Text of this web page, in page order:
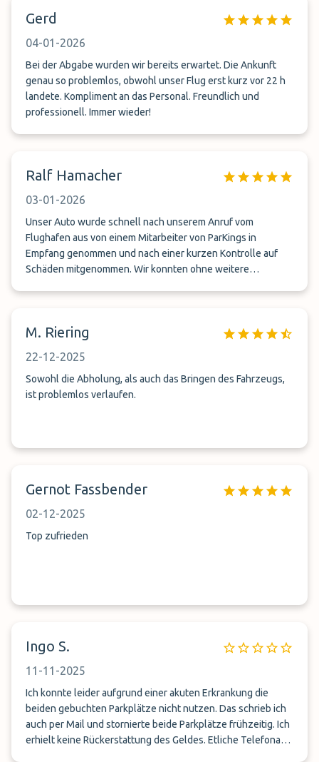
unserer Sicht weiterempfehlen.Freundliche Mitarbeiter und
unserer nächsten Reise in Anspruch nehmen
Gerd
04-01-2026
Bei der Abgabe wurden wir bereits erwartet. Die Ankunft
genau so problemlos, obwohl unser Flug erst kurz vor 22 h
landete. Kompliment an das Personal. Freundlich und
professionell. Immer wieder!
Ralf Hamacher
03-01-2026
Unser Auto wurde schnell nach unserem Anruf vom
Flughafen aus von einem Mitarbeiter von ParKings in
Empfang genommen und nach einer kurzen Kontrolle auf
Schäden mitgenommen. Wir konnten ohne weitere
von 5 Minuten unser Auto brachte. wieder bekommen, wie
Service für wenige Euros. Gern beim nächsten Urlaub
wieder. Danke.
M. Riering
22-12-2025
Sowohl die Abholung, als auch das Bringen des Fahrzeugs,
ist problemlos verlaufen.
Gernot Fassbender
02-12-2025
Top zufrieden
Ingo S.
11-11-2025
Ich konnte leider aufgrund einer akuten Erkrankung die
beiden gebuchten Parkplätze nicht nutzen. Das schrieb ich
auch per Mail und stornierte beide Parkplätze frühzeitig. Ich
erhielt keine Rückerstattung des Geldes. Etliche Telefonate